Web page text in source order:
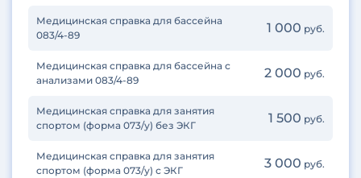
Медицинская справка для бассейна
083/4-89
1 000 руб.
Медицинская справка для бассейна с
анализами 083/4-89
2 000 руб.
Медицинская справка для занятия
спортом (форма 073/у) без ЭКГ
1 500 руб.
Медицинская справка для занятия
спортом (форма 073/у) с ЭКГ
3 000 руб.